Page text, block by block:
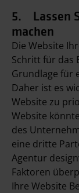
5. Lassen
machen
Die Website
Schritt für das
Grundlage für
Daher ist es
Website zu
Website
des
eine dritte
Agentur
Faktoren
Ihre Website